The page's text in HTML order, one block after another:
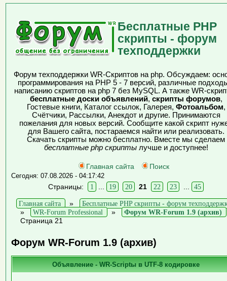
Бесплатные PHP
скрипты - форум
техподдержки
Форум техподдержки WR-Скриптов на php. Обсуждаем:
программирования на PHP 5 - 7 версий, различные
написанию скриптов на php 7 без MySQL. А также WR-
бесплатные доски объявлений, скрипты форумов,
Гостевые книги, Каталог ссылок, Галерея, Фотоальбом,
Счётчики, Рассылки, Анекдот и другие. Принимаются
пожелания для новых версий. Сообщите какой скрипт
для Вашего сайта, постараемся найти или реализовать.
Скачать скрипты можно бесплатно. Вместе мы сделаем
бесплатные php скриптылучше и доступнее!
Главная сайта Поиск
Сегодня: 07.08.2026 - 04:17:42
Страницы: 1 19 20 21 22 23 45
Главная сайта »
Бесплатные PHP скрипты - форум
»
WR-Forum Professional » Форум WR-Forum 1.9 (архив)
Страница 21
Форум WR-Forum 1.9 (архив)
Объявление - WR-Scriptы в UTF-8 кодировке